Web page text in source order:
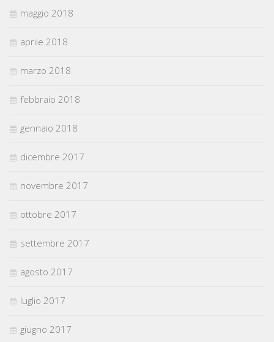
maggio 2018
aprile 2018
marzo 2018
febbraio 2018
gennaio 2018
dicembre 2017
novembre 2017
ottobre 2017
settembre 2017
agosto 2017
luglio 2017
giugno 2017